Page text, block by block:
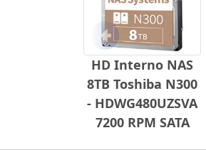
HD Interno NAS
8TB Toshiba N300
- HDWG480UZSVA
7200 RPM SATA
Anterior